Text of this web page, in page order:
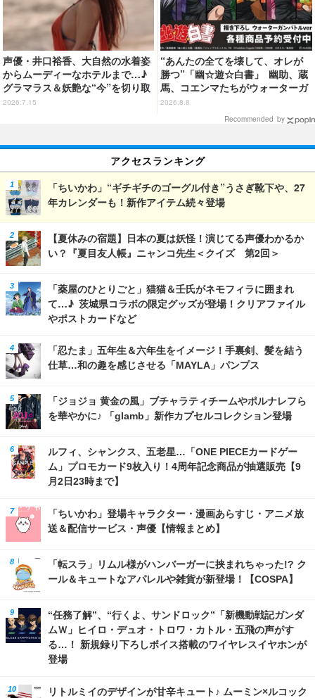
声優・井口裕香、大自然の水着姿
からムーディーなホテルまで…♪
グラマラス＆妖艶な“今”を切り取
り！3冊目写真集が発売中
2026.7.15
“あんたの全てを壊して、オレが
勝つ”「幽☆遊☆白書」 幽助、蔵
馬、コエンマたちがウォーターガ
ンバトル!? 新作グッズが登場☆
2026.8.8
Recommended by
アクセスランキング
「ちいかわ」“ギチギチのゴーグル付き”うさぎ靴下や、27
年カレンダーも！新作アイテム続々登場
【夏休みの宿題】日本の夏は妖怪！演じてる声優わかるか
い？『夏目友人帳』ニャンコ先生＜クイズ 第2回＞
「薬屋のひとりごと」猫猫＆壬氏がネモフィラに囲まれ
て…♪ 茨城県コラボの限定グッズが登場！クリアファイル
やポストカードなど
「忍たま」五年生＆六年生をイメージ！手裏剣、髪を結う
仕草…和の趣を感じさせる「MAYLA」パンプス
「ジョジョ 黄金の風」ブチャラティチームやポルナレフら
を華やかに♪ 「glamb」新作カプセルコレクション登場
ルフィ、シャンクス、五老星…「ONE PIECEカードゲー
ム」プロモカード9枚入り！4周年記念商品が抽選販売【9
月2日23時まで】
「ちいかわ」登場キャラクター・漫画あらすじ・アニメ放
送＆配信サービス・声優【情報まとめ】
「転スラ」リムル様がハンバーガーに挟まれちゃった!? ク
ール＆キュートなアパレルや雑貨が新登場！【COSPA】
“任務了解”、“行くよ、サンドロック”「新機動戦記ガンダ
ムＷ」ヒイロ・デュオ・トロワ・カトル・五飛の声がす
る…！ 新規録り下ろしボイス搭載のワイヤレスイヤホンが
登場
リトルミイのデザインが甘辛キュート♪ ムーミン×ルコック